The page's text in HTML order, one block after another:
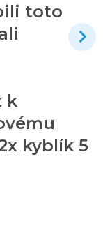
toto
k
kyblík 5